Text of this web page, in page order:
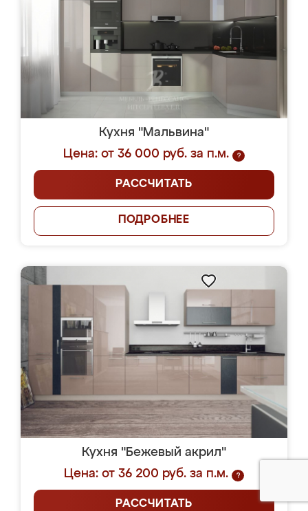
Кухня "Мальвина"
Цена: от 36 000 руб. за п.м.
?
РАССЧИТАТЬ
ПОДРОБНЕЕ
Кухня "Бежевый акрил"
Цена: от 36 200 руб. за п.м.
?
РАССЧИТАТЬ